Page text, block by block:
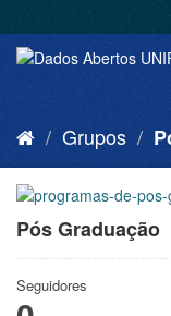
Grupos
Pós Graduação
Seguidores